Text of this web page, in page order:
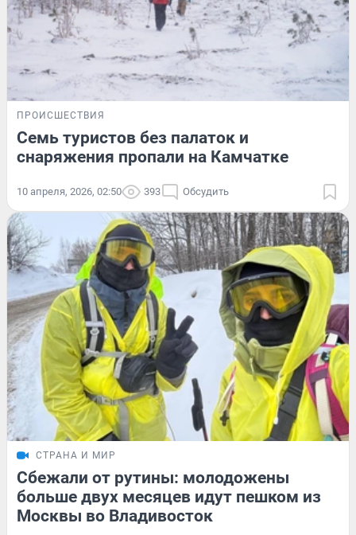
ПРОИСШЕСТВИЯ
Семь туристов без палаток и
снаряжения пропали на Камчатке
10 апреля, 2026, 02:50 393 Обсудить
СТРАНА И МИР
Сбежали от рутины: молодожены
больше двух месяцев идут пешком из
Москвы во Владивосток